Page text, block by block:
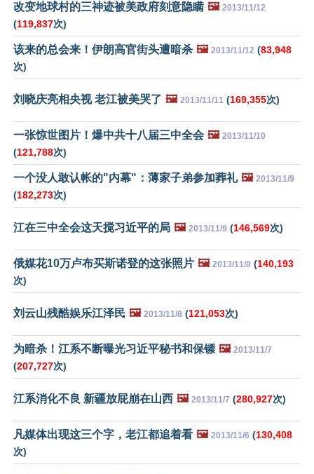
改变地球村的三神迹被美政府刻意隐瞒 🖼️ 2013/11/12
(119,837次)
该来的总会来！伊朗高官街头遭暗杀 🖼️ 2013/11/12 (83,948
次)
刘晓庆亮相央视 老江被美哭了 🖼️ 2013/11/11 (169,355次)
一张惊世图片！爆中共十八届三中全会 🖼️ 2013/11/10
(121,788次)
一个没人敢认帐的"内幕"：薄家子弟参加葬礼 🖼️ 2013/11/9
(182,273次)
江在三中全会这天搅习近平的局 🖼️ 2013/11/9 (146,569次)
俄媒花10万卢布买斯诺登的这张照片 🖼️ 2013/11/8 (140,193
次)
刘云山残酷娱乐江泽民 🖼️ 2013/11/8 (121,053次)
为暗杀！江系不断曝光习近平秘书和保镖 🖼️ 2013/11/7
(207,727次)
江系消化不良 新疆放屁崩在山西 🖼️ 2013/11/7 (280,927次)
凡媒体出现这三个字，老江都追着看 🖼️ 2013/11/6 (130,408
次)